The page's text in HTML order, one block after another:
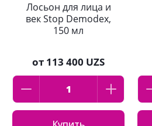
Лосьон для лица и
век Stop Demodex,
150 мл
от 113 400 UZS